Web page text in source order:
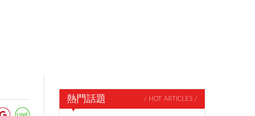
熱門話題 / HOT ARTICLES /